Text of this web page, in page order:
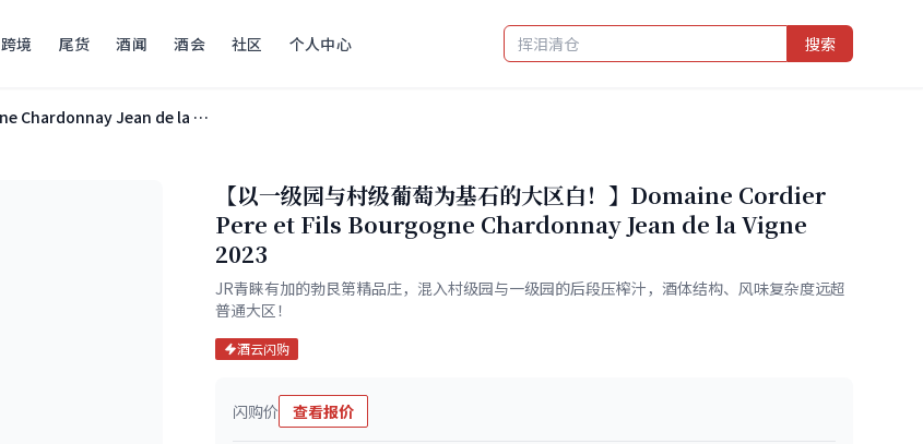
跨境 尾货 酒闻 酒会 社区 个人中心 搜索
Domaine Cordier Pere et Fils Bourgogne Chardonnay Jean de la Vigne 2023
【以一级园与村级葡萄为基石的大区白！】Domaine Cordier
Pere et Fils Bourgogne Chardonnay Jean de la Vigne
2023
JR青睐有加的勃艮第精品庄，混入村级园与一级园的后段压榨汁，酒体结构、风味复杂度远超
普通大区！
酒云闪购
闪购价 查看报价